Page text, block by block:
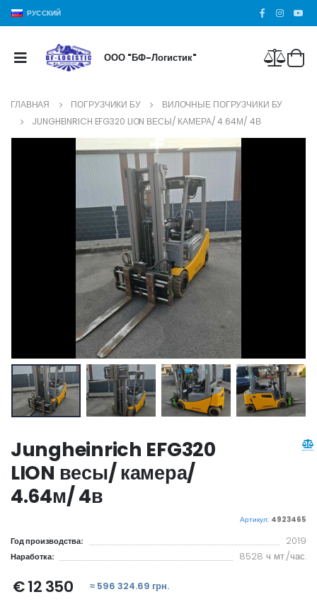
РУССКИЙ
ООО "БФ-Логистик"
ГЛАВНАЯ ПОГРУЗЧИКИ БУ
ВИЛОЧНЫЕ ПОГРУЗЧИКИ БУ
JUNGHEINRICH EFG320 LION ВЕСЫ/ КАМЕРА/ 4.64М/ 4В
Jungheinrich EFG320
LION весы/ камера/
4.64м/ 4в
Артикул: 4923465
Год производства: 2019
Наработка: 8528 ч мт./час.
€ 12 350 ≈ 596 324.69 грн.